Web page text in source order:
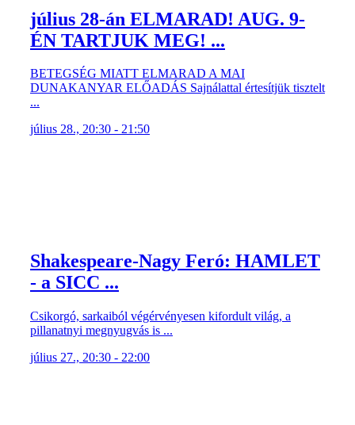
július 28-án ELMARAD! AUG. 9-
ÉN TARTJUK MEG! ...
BETEGSÉG MIATT ELMARAD A MAI
DUNAKANYAR ELŐADÁS Sajnálattal értesítjük tisztelt
...
július 28., 20:30 - 21:50
Shakespeare-Nagy Feró: HAMLET
- a SICC ...
Csikorgó, sarkaiból végérvényesen kifordult világ, a
pillanatnyi megnyugvás is ...
július 27., 20:30 - 22:00